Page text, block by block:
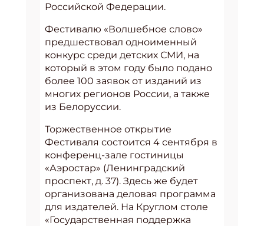
Российской Федерации.
Фестивалю «Волшебное слово»
предшествовал одноименный
конкурс среди детских СМИ, на
который в этом году было подано
более 100 заявок от изданий из
многих регионов России, а также
из Белоруссии.
Торжественное открытие
Фестиваля состоится 4 сентября в
конференц-зале гостиницы
«Аэростар» (Ленинградский
проспект, д. 37). Здесь же будет
организована деловая программа
для издателей. На Круглом столе
«Государственная поддержка